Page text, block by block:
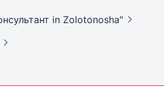
in Zolotonosha"